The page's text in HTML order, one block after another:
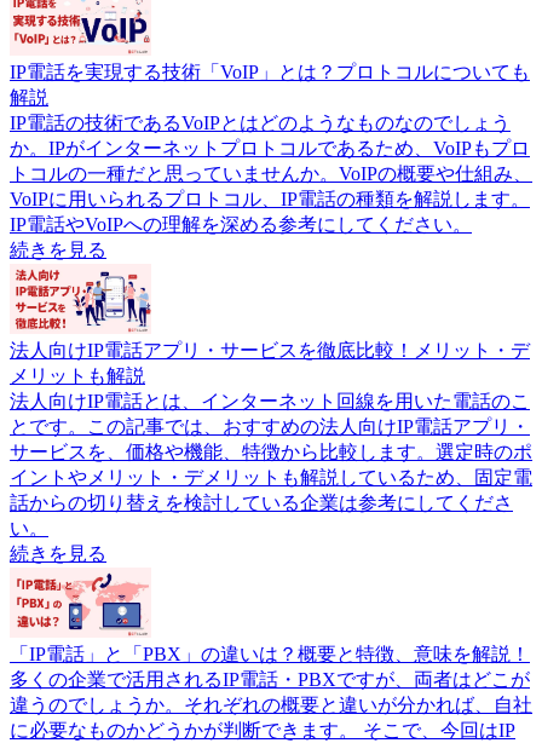
IP電話を実現する技術「VoIP」とは？プロトコルについても
解説
IP電話の技術であるVoIPとはどのようなものなのでしょう
か。IPがインターネットプロトコルであるため、VoIPもプロ
トコルの一種だと思っていませんか。VoIPの概要や仕組み、
VoIPに用いられるプロトコル、IP電話の種類を解説します。
IP電話やVoIPへの理解を深める参考にしてください。
続きを見る
法人向けIP電話アプリ・サービスを徹底比較！メリット・デ
メリットも解説
法人向けIP電話とは、インターネット回線を用いた電話のこ
とです。この記事では、おすすめの法人向けIP電話アプリ・
サービスを、価格や機能、特徴から比較します。選定時のポ
イントやメリット・デメリットも解説しているため、固定電
話からの切り替えを検討している企業は参考にしてくださ
い。
続きを見る
「IP電話」と「PBX」の違いは？概要と特徴、意味を解説！
多くの企業で活用されるIP電話・PBXですが、両者はどこが
違うのでしょうか。それぞれの概要と違いが分かれば、自社
に必要なものかどうかが判断できます。 そこで、今回はIP